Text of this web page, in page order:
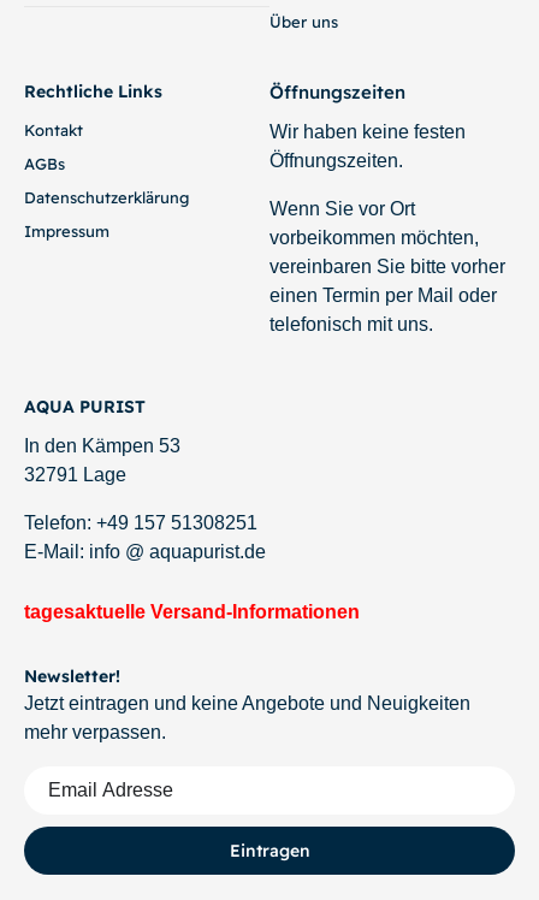
Über uns
Rechtliche Links
Kontakt
AGBs
Datenschutzerklärung
Impressum
Öffnungszeiten
Wir haben keine festen
Öffnungszeiten.
Wenn Sie vor Ort
vorbeikommen möchten,
vereinbaren Sie bitte vorher
einen Termin per Mail oder
telefonisch mit uns.
AQUA PURIST
In den Kämpen 53
32791 Lage
Telefon: +49 157 51308251
E-Mail: info @ aquapurist.de
tagesaktuelle Versand-Informationen
Newsletter!
Jetzt eintragen und keine Angebote und Neuigkeiten
mehr verpassen.
Eintragen